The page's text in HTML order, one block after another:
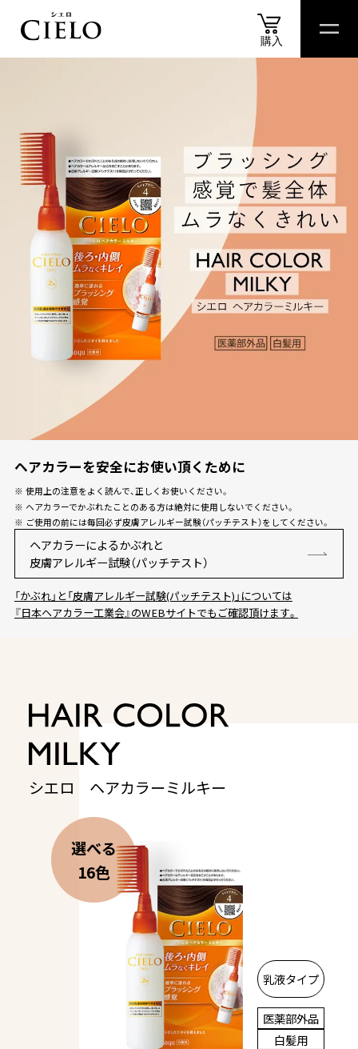
購入
カラートリートメント
ヘアカラークリーム
ムースカラー
ヘアカラーミルキー
ワンデー白髪かくし
オイルインヘアマニキュア
オンラインショップ限定商品
商品比較表
おすすめアイテム診断
SELF COLORING STUDIO
セルフカラーリングスタジオ
SELF COLOR NAVI
セルフカラーナビ
簡体中文
ヘアカラーを安全にお使い頂くために
使用上の注意をよく読んで、正しくお使いください。
ヘアカラーでかぶれたことのある方は絶対に使用しないでください。
ご使用の前には毎回必ず皮膚アレルギー試験（パッチテスト）をしてください。
ヘアカラーによるかぶれと
皮膚アレルギー試験（パッチテスト）
「かぶれ」と「皮膚アレルギー試験(パッチテスト)」については
『日本ヘアカラー工業会』のWEBサイトでもご確認頂けます。
シエロ ヘアカラーミルキー
選べる
16色
乳液タイプ
医薬部外品
白髪用